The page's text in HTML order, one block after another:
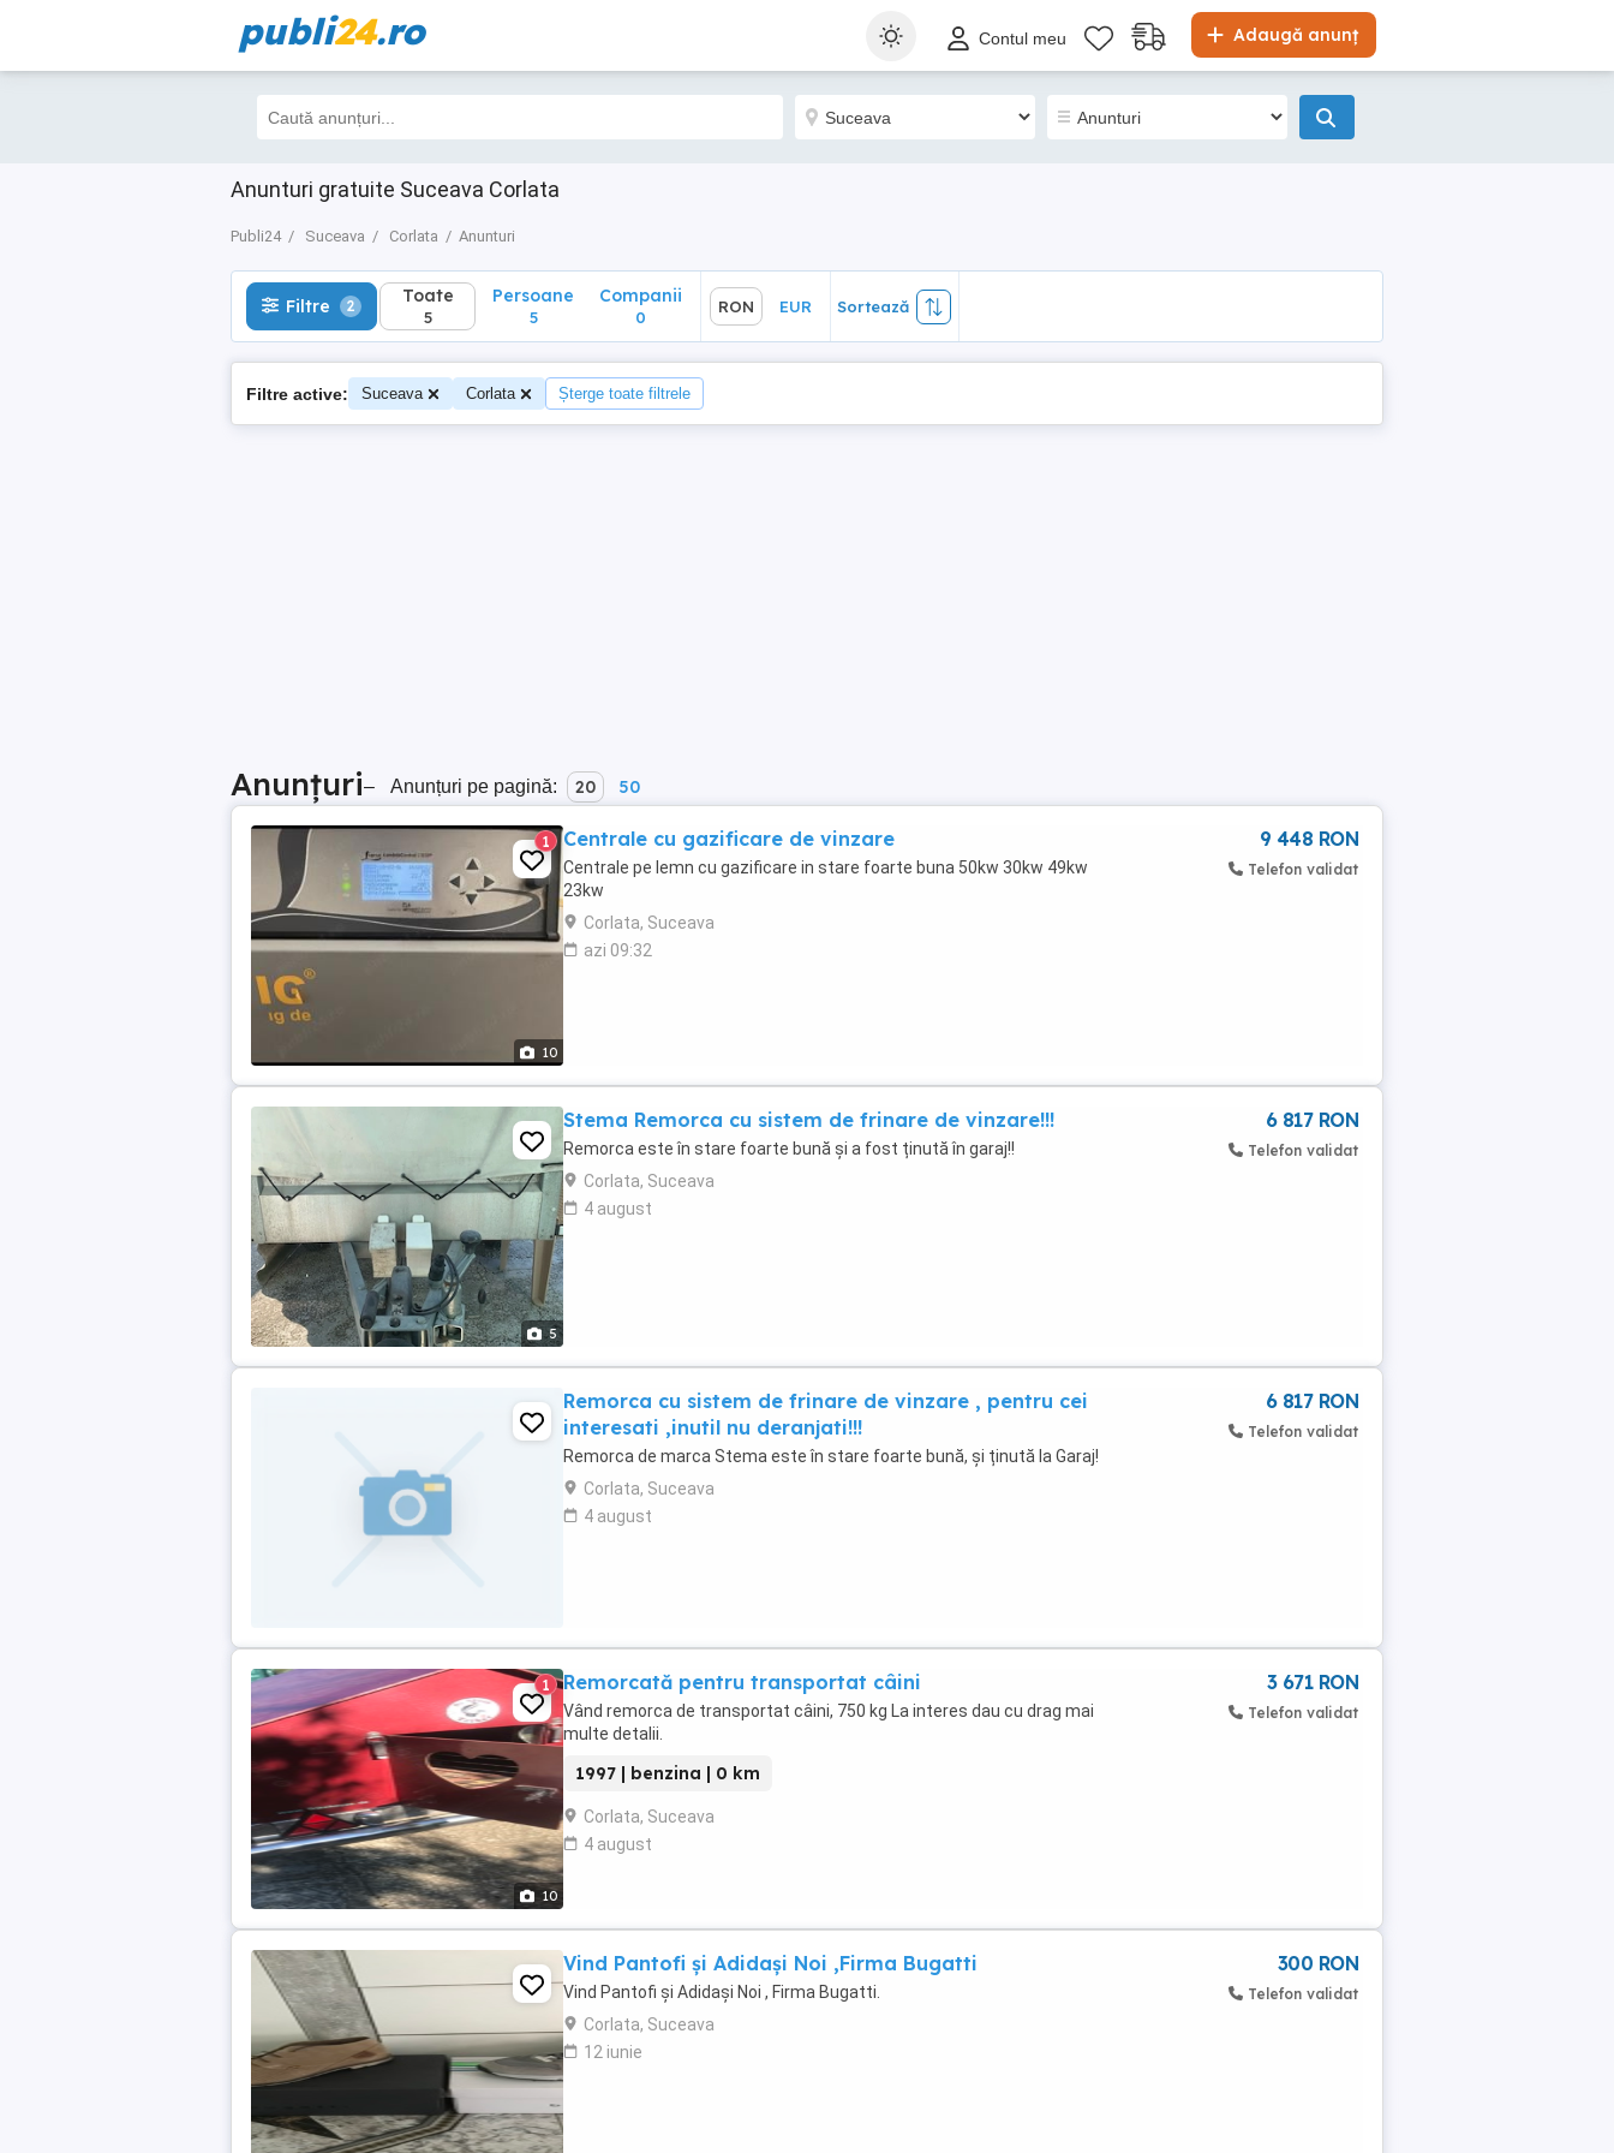
publi24.ro Adaugă anunț
Contul meu
Anunturi gratuite Suceava Corlata
Publi24 Suceava Corlata Anunturi
Filtre 2 Toate
5
Sortează
Filtre 2 Toate
5
Persoane
5
Companii
0
RON EUR Sortează
Filtre active: Suceava Corlata Șterge toate filtrele
Anunțuri– Anunțuri pe pagină: 20 50
10
1 Centrale cu gazificare de vinzare
Centrale pe lemn cu gazificare in stare foarte buna 50kw 30kw 49kw
23kw
Corlata, Suceava
azi 09:32
9 448 RON
Telefon validat
5
Stema Remorca cu sistem de frinare de vinzare!!!
Remorca este în stare foarte bună și a fost ținută în garaj!!
Corlata, Suceava
4 august
6 817 RON
Telefon validat
Remorca cu sistem de frinare de vinzare , pentru cei
interesati ,inutil nu deranjati!!!
Remorca de marca Stema este în stare foarte bună, și ținută la Garaj!
Corlata, Suceava
4 august
6 817 RON
Telefon validat
10
1 Remorcată pentru transportat câini
Vând remorca de transportat câini, 750 kg La interes dau cu drag mai
multe detalii.
1997 | benzina | 0 km
Corlata, Suceava
4 august
3 671 RON
Telefon validat
Vind Pantofi și Adidași Noi ,Firma Bugatti
Vind Pantofi și Adidași Noi , Firma Bugatti.
Corlata, Suceava
12 iunie
300 RON
Telefon validat